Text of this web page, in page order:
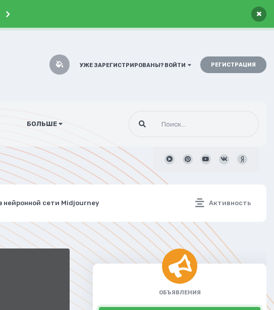
×
УЖЕ ЗАРЕГИСТРИРОВАНЫ? ВОЙТИ РЕГИСТРАЦИЯ
БОЛЬШЕ
Активность
нейронной сети Midjourney
ОБЪЯВЛЕНИЯ